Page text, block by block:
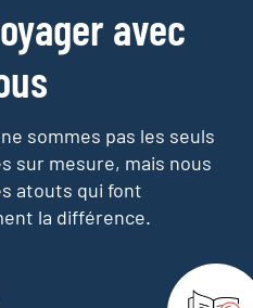
avec
sommes pas les seuls
sur mesure, mais nous
atouts qui font
la différence.